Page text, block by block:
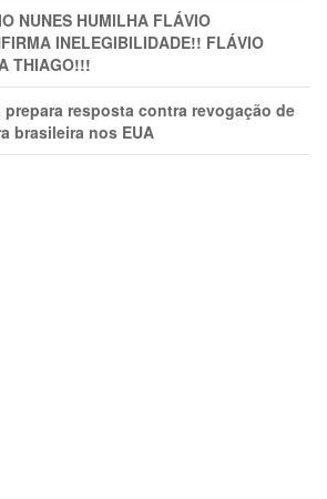
NUNES HUMlLHA FLÁVIO
INELEGIBILIDADE!! FLÁVIO
THIAGO!!!
resposta contra revogação de
brasileira nos EUA